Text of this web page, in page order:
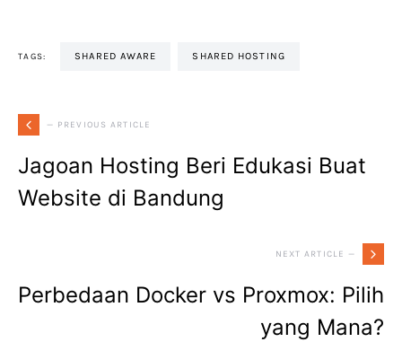
TAGS: SHARED AWARE SHARED HOSTING
— PREVIOUS ARTICLE
Jagoan Hosting Beri Edukasi Buat
Website di Bandung
NEXT ARTICLE —
Perbedaan Docker vs Proxmox: Pilih
yang Mana?